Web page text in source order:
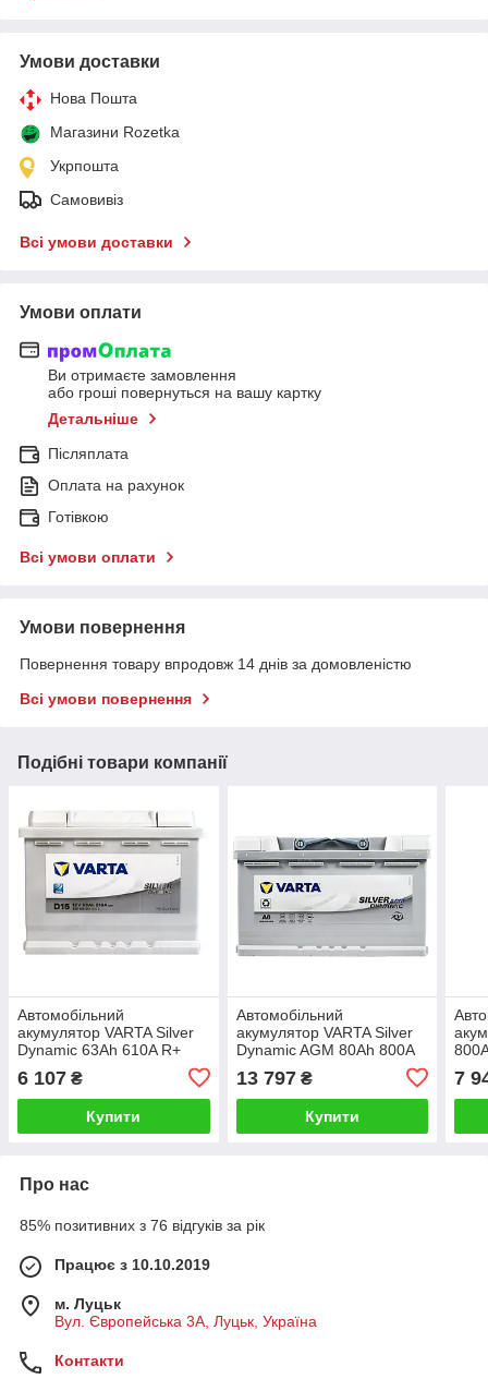
Умови доставки
Нова Пошта
Магазини Rozetka
Укрпошта
Самовивіз
Всі умови доставки
Умови оплати
Ви отримаєте замовлення
або гроші повернуться на вашу картку
Детальніше
Післяплата
Оплата на рахунок
Готівкою
Всі умови оплати
Умови повернення
Повернення товару впродовж 14 днів за домовленістю
Всі умови повернення
Подібні товари компанії
Автомобільний
акумулятор VARTA Silver
Dynamic 63Ah 610A R+
6 107 ₴
Купити
Автомобільний
акумулятор VARTA Silver
Dynamic AGM 80Ah 800А
13 797₴
Купити
7
Про нас
85% позитивних з 76 відгуків за рік
Працює з 10.10.2019
м. Луцьк
Вул. Європейська 3А, Луцьк, Україна
Контакти